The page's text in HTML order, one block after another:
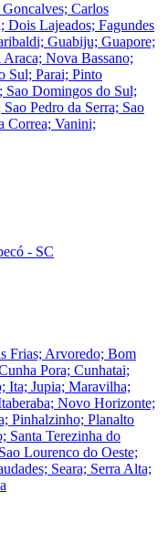
Carlos
Dois Lajeados; Fagundes
Guabiju; Guapore;
Nova Bassano;
Sul; Parai; Pinto
Sao Domingos do Sul;
Pedro da Serra; Sao
Correa; Vanini;
- SC
Frias; Arvoredo; Bom
Pora; Cunhatai;
Ita; Jupia; Maravilha;
Novo Horizonte;
Pinhalzinho; Planalto
Santa Terezinha do
Lourenco do Oeste;
Seara; Serra Alta;